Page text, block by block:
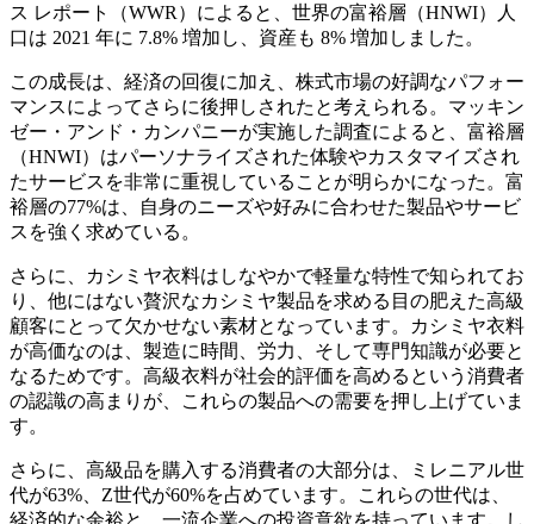
ス レポート（WWR）によると、世界の富裕層（HNWI）人
口は 2021 年に 7.8% 増加し、資産も 8% 増加しました。
この成長は、経済の回復に加え、株式市場の好調なパフォー
マンスによってさらに後押しされたと考えられる。マッキン
ゼー・アンド・カンパニーが実施した調査によると、富裕層
（HNWI）はパーソナライズされた体験やカスタマイズされ
たサービスを非常に重視していることが明らかになった。富
裕層の77%は、自身のニーズや好みに合わせた製品やサービ
スを強く求めている。
さらに、カシミヤ衣料はしなやかで軽量な特性で知られてお
り、他にはない贅沢なカシミヤ製品を求める目の肥えた高級
顧客にとって欠かせない素材となっています。カシミヤ衣料
が高価なのは、製造に時間、労力、そして専門知識が必要と
なるためです。高級衣料が社会的評価を高めるという消費者
の認識の高まりが、これらの製品への需要を押し上げていま
す。
さらに、高級品を購入する消費者の大部分は、ミレニアル世
代が63%、Z世代が60%を占めています。これらの世代は、